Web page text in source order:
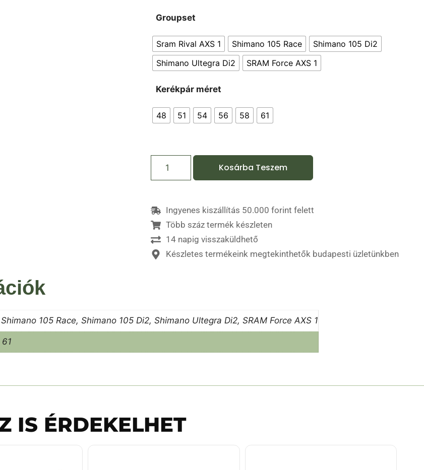
Groupset
Sram Rival AXS 1 Shimano 105 Race
Shimano 105 Di2
Shimano Ultegra Di2
SRAM Force AXS 1
Kerékpár méret
48 51 54 56 58 61
Kosárba Teszem
Ingyenes kiszállítás 50.000 forint felett
Több száz termék készleten
14 napig visszaküldhető
Készletes termékeink megtekinthetők budapesti üzletünkben
105 Race, Shimano 105 Di2, Shimano Ultegra Di2, SRAM Force AXS 1
IS ÉRDEKELHET